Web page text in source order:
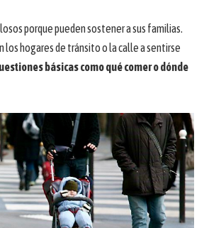
porque pueden sostener a sus familias.
los hogares de tránsito o la calle a sentirse
básicas como qué comer o dónde